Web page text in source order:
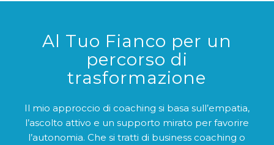
Al Tuo Fianco per un
percorso di
trasformazione
Il mio approccio di coaching si basa sull’empatia,
l’ascolto attivo e un supporto mirato per favorire
l’autonomia. Che si tratti di business coaching o